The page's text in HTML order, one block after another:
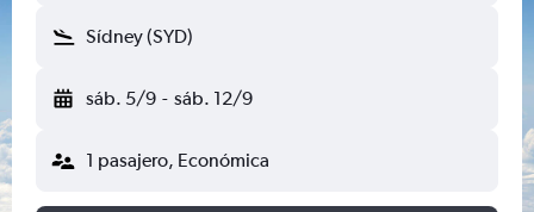
Sídney (SYD)
sáb. 5/9 - sáb. 12/9
1 pasajero, Económica